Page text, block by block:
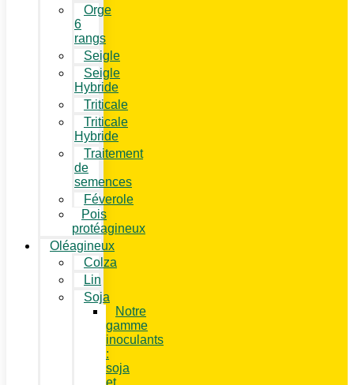
Orge
6
rangs
Seigle
Seigle
Hybride
Triticale
Triticale
Hybride
Traitement
de
semences
Féverole
Pois
protéagineux
Oléagineux
Colza
Lin
Soja
Notre
gamme
inoculants
:
soja
et